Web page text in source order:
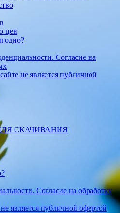
цен
Согласие на
не является публичной
СКАЧИВАНИЯ
Согласие на обработку
является публичной офертой